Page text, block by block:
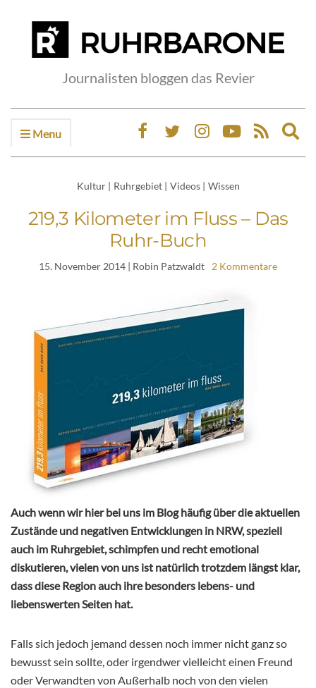
Journalisten bloggen das Revier
Menu
Kultur | Ruhrgebiet | Videos | Wissen
219,3 Kilometer im Fluss – Das
Ruhr-Buch
15. November 2014 | Robin Patzwaldt 2 Kommentare
Auch wenn wir hier bei uns im Blog häufig über die aktuellen
Zustände und negativen Entwicklungen in NRW, speziell
auch im Ruhrgebiet, schimpfen und recht emotional
diskutieren, vielen von uns ist natürlich trotzdem längst klar,
dass diese Region auch ihre besonders lebens- und
liebenswerten Seiten hat.
Falls sich jedoch jemand dessen noch immer nicht ganz so
bewusst sein sollte, oder irgendwer vielleicht einen Freund
oder Verwandten von Außerhalb noch von den vielen